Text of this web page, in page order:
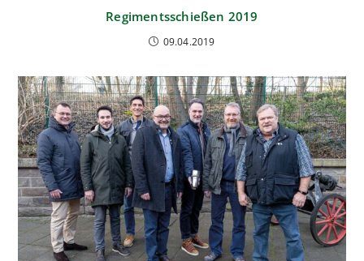
Regimentsschießen 2019
09.04.2019